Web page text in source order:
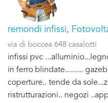
remondi infissi,
via di boccea 648 casalotti
infissi pvc
in ferro blindate.........
coperture.. tende da
ristrutturazioni.. negozi